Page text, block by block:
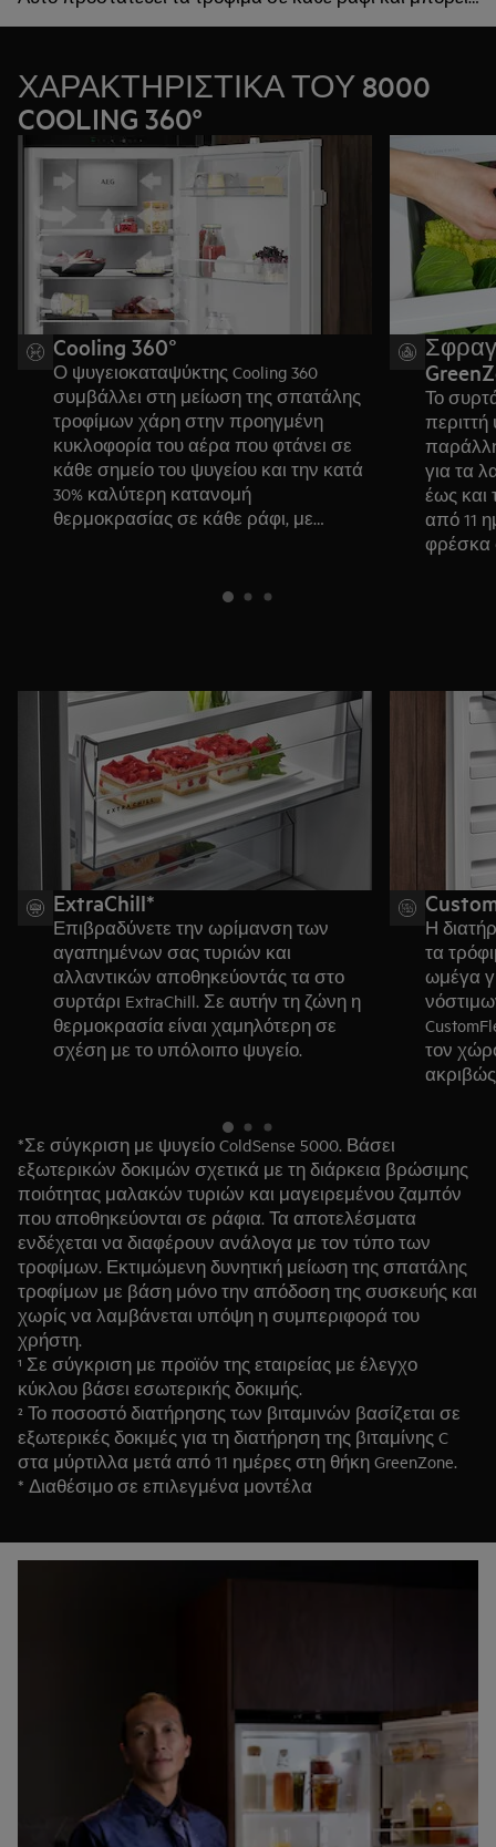
ΧΑΡΑΚΤΗΡΙΣΤΙΚΑ ΤΟΥ 8000
COOLING 360°
Cooling 360°
Ο ψυγειοκαταψύκτης Cooling 360
συμβάλλει στη μείωση της σπατάλης
τροφίμων χάρη στην προηγμένη
κυκλοφορία του αέρα που φτάνει σε
κάθε σημείο του ψυγείου και την κατά
30% καλύτερη κατανομή
θερμοκρασίας σε κάθε ράφι, με
Το
για τα
έως και
από 11
φρέσκα
ExtraChill*
Επιβραδύνετε την ωρίμανση των
αγαπημένων σας τυριών και
αλλαντικών αποθηκεύοντάς τα στο
συρτάρι ExtraChill. Σε αυτήν τη ζώνη η
θερμοκρασία είναι χαμηλότερη σε
σχέση με το υπόλοιπο ψυγείο.
Η
τα
ωμέγα
τον
*Σε σύγκριση με ψυγείο ColdSense 5000. Βάσει
εξωτερικών δοκιμών σχετικά με τη διάρκεια βρώσιμης
ποιότητας μαλακών τυριών και μαγειρεμένου ζαμπόν
που αποθηκεύονται σε ράφια. Τα αποτελέσματα
ενδέχεται να διαφέρουν ανάλογα με τον τύπο των
τροφίμων. Εκτιμώμενη δυνητική μείωση της σπατάλης
τροφίμων με βάση μόνο την απόδοση της συσκευής και
χωρίς να λαμβάνεται υπόψη η συμπεριφορά του
χρήστη.
¹ Σε σύγκριση με προϊόν της εταιρείας με έλεγχο
κύκλου βάσει εσωτερικής δοκιμής.
² Το ποσοστό διατήρησης των βιταμινών βασίζεται σε
εξωτερικές δοκιμές για τη διατήρηση της βιταμίνης C
στα μύρτιλλα μετά από 11 ημέρες στη θήκη GreenZone.
* Διαθέσιμο σε επιλεγμένα μοντέλα